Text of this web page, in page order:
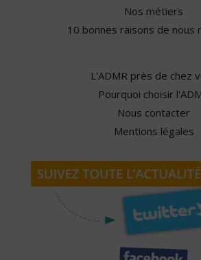
Nos métiers
10 bonnes raisons de nous
L'ADMR près de chez
Pourquoi choisir
Nous contacter
Mentions légales